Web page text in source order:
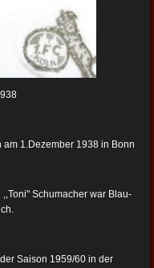
am 1.Dezember 1938 in Bonn
Schumacher war Blau-
Saison 1959/60 in der